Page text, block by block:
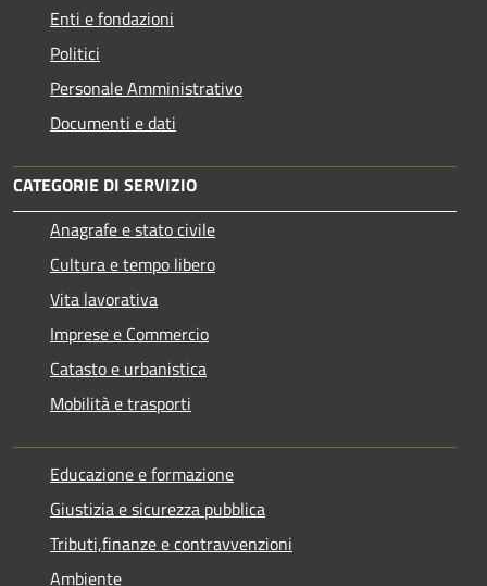
Enti e fondazioni
Politici
Personale Amministrativo
Documenti e dati
CATEGORIE DI SERVIZIO
Anagrafe e stato civile
Cultura e tempo libero
Vita lavorativa
Imprese e Commercio
Catasto e urbanistica
Mobilità e trasporti
Educazione e formazione
Giustizia e sicurezza pubblica
Tributi,finanze e contravvenzioni
Ambiente